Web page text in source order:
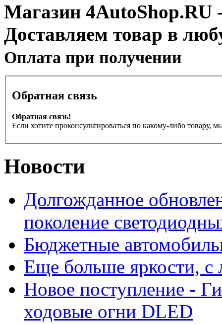
Магазин 4AutoShop.RU
Доставляем товар в
Оплата при получении
Обратная связь
Обратная связь!
Если хотите проконсультироваться по какому-либо товару,
Новости
Долгожданное
поколение
Бюджетные
Еще больше яркости,
Новое поступление -
ходовые огни DLED